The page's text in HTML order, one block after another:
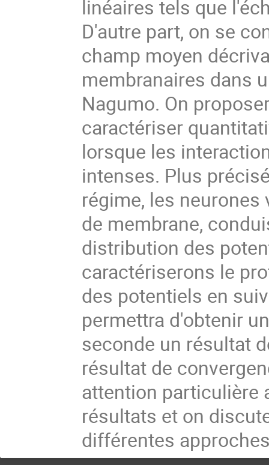
linéaires tels que
D'autre part, on se
champ moyen
membranaires dans
Nagumo. On
caractériser
lorsque les
intenses. Plus
régime, les
de membrane,
distribution des
caractériserons le
des potentiels en
permettra d'obtenir
seconde un résultat
résultat de
attention particulière
résultats et on
différentes